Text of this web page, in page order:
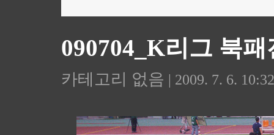
090704_K리그 북패
카테고리 없음 | 2009. 7. 6. 10:32